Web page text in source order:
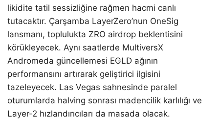
likidite tatil sessizliğine rağmen hacmi canlı
tutacaktır. Çarşamba LayerZero’nun OneSig
lansmanı, toplulukta ZRO airdrop beklentisini
körükleyecek. Aynı saatlerde MultiversX
Andromeda güncellemesi EGLD ağının
performansını artırarak geliştirici ilgisini
tazeleyecek. Las Vegas sahnesinde paralel
oturumlarda halving sonrası madencilik karlılığı ve
Layer-2 hızlandırıcıları da masada olacak.